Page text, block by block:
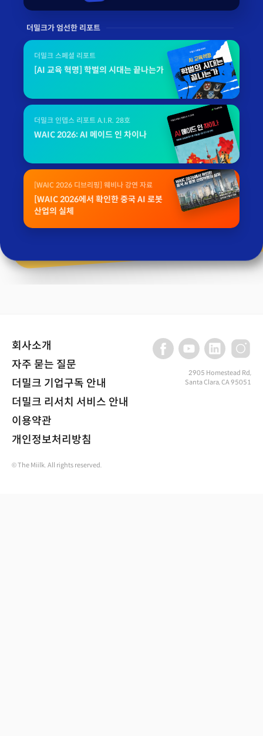
더밀크가 엄선한 리포트
더밀크 스페셜 리포트
[AI 교육 혁명] 학벌의 시대는 끝나는가
더밀크 인뎁스 리포트 A.I.R. 28호
WAIC 2026: AI 메이드 인 차이나
[WAIC 2026 디브리핑] 웨비나 강연 자료
[WAIC 2026에서 확인한 중국 AI 로봇
산업의 실체
회사소개
자주 묻는 질문
더밀크 기업구독 안내
더밀크 리서치 서비스 안내
이용약관
개인정보처리방침
2905 Homestead Rd,
Santa Clara, CA 95051
© The Miilk. All rights reserved.